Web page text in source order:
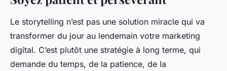
Le storytelling n’est pas une solution miracle qui va
transformer du jour au lendemain votre marketing
digital. C’est plutôt une stratégie à long terme, qui
demande du temps, de la patience, de la